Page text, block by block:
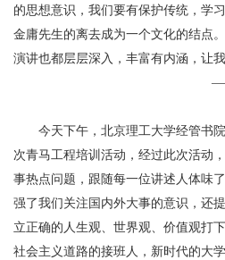
的思想意识，我们要有保护传统，学
金庸先生的离去成为一个文化的结点
演讲也都层层深入，丰富有内涵，让我
今天下午，北京理工大学经管书
次青马工程培训活动，经过此次活动
事热点问题，跟随每一位讲述人体味
强了我们关注国内外大事的意识，还
立正确的人生观、世界观、价值观打
社会主义道路的接班人，新时代的大